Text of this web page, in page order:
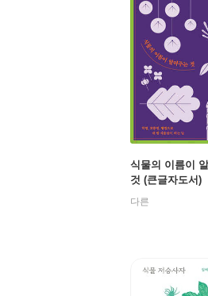
식물의 이름이
것 (큰글자도서)
다른